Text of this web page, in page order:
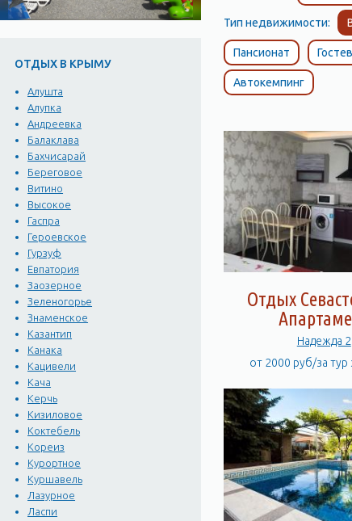
ОТДЫХ В КРЫМУ
Алушта
Алупка
Андреевка
Балаклава
Бахчисарай
Береговое
Витино
Высокое
Гаспра
Героевское
Гурзуф
Евпатория
Заозерное
Зеленогорье
Знаменское
Казантип
Канака
Кацивели
Кача
Керчь
Кизиловое
Коктебель
Кореиз
Курортное
Куршавель
Лазурное
Ласпи
Тип недвижимости:
Пансионат
Автокемпинг
Отдых
Надежда 2
от 2000 руб/за тур